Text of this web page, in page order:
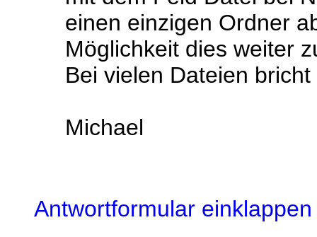
einen einzigen Ordner
Möglichkeit dies weiter
Bei vielen Dateien
Michael
Antwortformular einklappen